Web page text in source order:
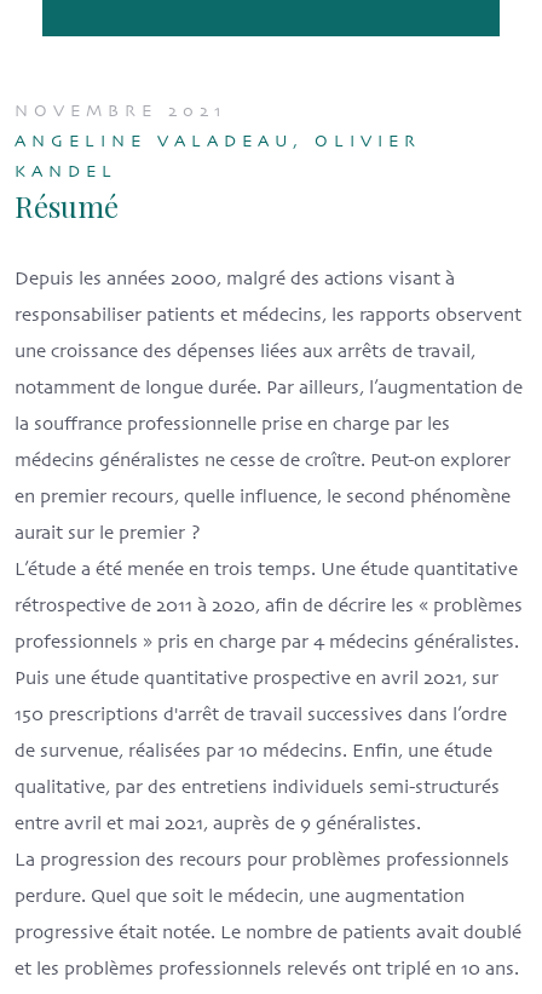
NOVEMBRE 2021
ANGELINE VALADEAU, OLIVIER
KANDEL
Résumé
Depuis les années 2000, malgré des actions visant à
responsabiliser patients et médecins, les rapports observent
une croissance des dépenses liées aux arrêts de travail,
notamment de longue durée. Par ailleurs, l’augmentation de
la souffrance professionnelle prise en charge par les
médecins généralistes ne cesse de croître. Peut-on explorer
en premier recours, quelle influence, le second phénomène
aurait sur le premier ?
L’étude a été menée en trois temps. Une étude quantitative
rétrospective de 2011 à 2020, afin de décrire les « problèmes
professionnels » pris en charge par 4 médecins généralistes.
Puis une étude quantitative prospective en avril 2021, sur
150 prescriptions d'arrêt de travail successives dans l’ordre
de survenue, réalisées par 10 médecins. Enfin, une étude
qualitative, par des entretiens individuels semi-structurés
entre avril et mai 2021, auprès de 9 généralistes.
La progression des recours pour problèmes professionnels
perdure. Quel que soit le médecin, une augmentation
progressive était notée. Le nombre de patients avait doublé
et les problèmes professionnels relevés ont triplé en 10 ans.